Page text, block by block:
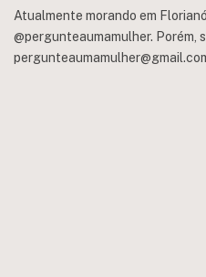
Atualmente morando em
@pergunteaumamulher. Porém,